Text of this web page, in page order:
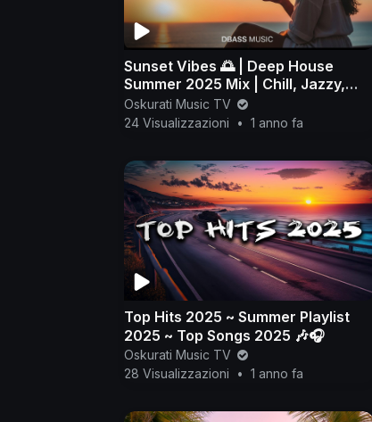
Sunset Vibes 🌅 | Deep House
Summer 2025 Mix | Chill, Jazzy,
Tropical Lounge - 1 hour
Oskurati Music TV
24 Visualizzazioni
• 1 anno fa
Top Hits 2025 ~ Summer Playlist
2025 ~ Top Songs 2025 🎶🎧
Oskurati Music TV
28 Visualizzazioni
• 1 anno fa